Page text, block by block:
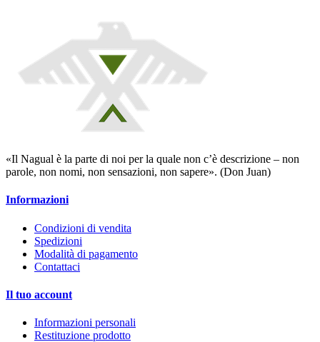
«Il Nagual è la parte di noi per la quale non c’è descrizione – non
parole, non nomi, non sensazioni, non sapere». (Don Juan)
Informazioni
Condizioni di vendita
Spedizioni
Modalità di pagamento
Contattaci
Il tuo account
Informazioni personali
Restituzione prodotto